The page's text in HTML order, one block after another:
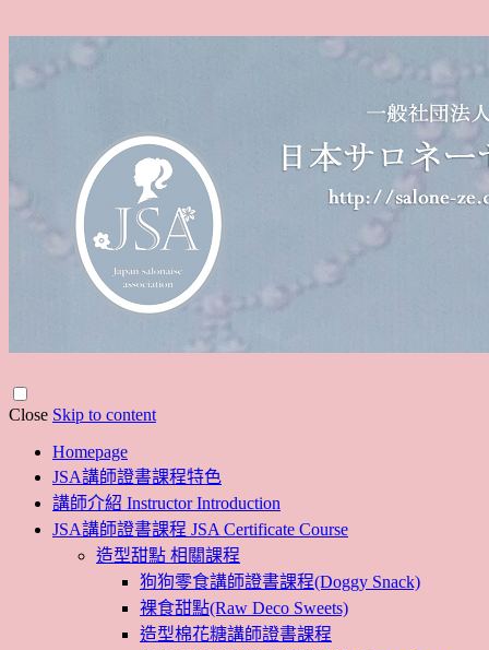
Close Skip to content
Homepage
JSA講師證書課程特色
講師介紹 Instructor Introduction
JSA講師證書課程 JSA Certificate Course
造型甜點 相關課程
狗狗零食講師證書課程(Doggy Snack)
裸食甜點(Raw Deco Sweets)
造型棉花糖講師證書課程